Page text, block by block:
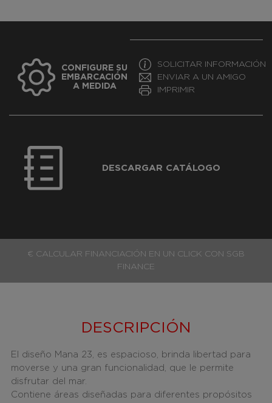
CONFIGURE SU
EMBARCACIÓN
A MEDIDA
SOLICITAR INFORMACIÓN
ENVIAR A UN AMIGO
IMPRIMIR
DESCARGAR CATÁLOGO
€ CALCULAR FINANCIACIÓN EN UN CLICK CON SGB
FINANCE
DESCRIPCIÓN
El diseño Mana 23, es espacioso, brinda libertad para
moverse y una gran funcionalidad, que le permite
disfrutar del mar.
Contiene áreas diseñadas para diferentes propósitos